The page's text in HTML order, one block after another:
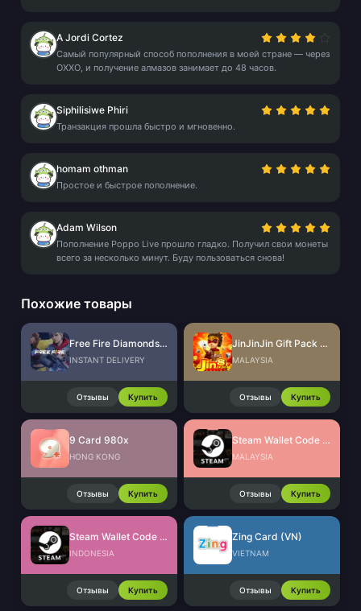
A Jordi Cortez
Самый популярный способ пополнения в моей стране — через
OXXO, и получение алмазов занимает до 48 часов.
Siphilisiwe Phiri
Транзакция прошла быстро и мгновенно.
homam othman
Простое и быстрое пополнение.
Adam Wilson
Пополнение Poppo Live прошло гладко. Получил свои монеты
всего за несколько минут. Буду пользоваться снова!
Похожие товары
Free Fire Diamonds EU + TR
INSTANT DELIVERY
Отзывы Купить
JinJinJin Gift Pack Redeem Code
MALAYSIA
Отзывы Купить
9 Card 980x
HONG KONG
Отзывы Купить
Steam Wallet Code (MYR)
MALAYSIA
Отзывы Купить
Steam Wallet Code (IDR)
INDONESIA
Отзывы Купить
Zing Card (VN)
VIETNAM
Отзывы Купить